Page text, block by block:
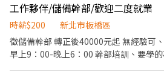
工作夥伴/儲備幹部/歡迎二度就業
時薪$200
新北市板橋區
徵儲備幹部 轉正後40000元起 無經驗可、需要長
早上9：00-晚上6：00 幹部培訓、要學的事比較多（學習洗衣店要